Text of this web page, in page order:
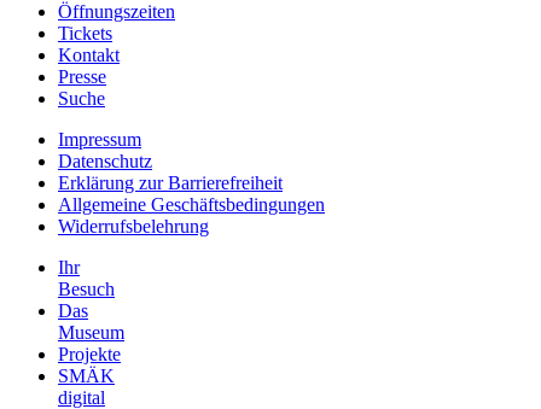
Öffnungszeiten
Tickets
Kontakt
Presse
Suche
Impressum
Datenschutz
Erklärung zur Barrierefreiheit
Allgemeine Geschäftsbedingungen
Widerrufsbelehrung
Ihr
Besuch
Das
Museum
Projekte
SMÄK
digital